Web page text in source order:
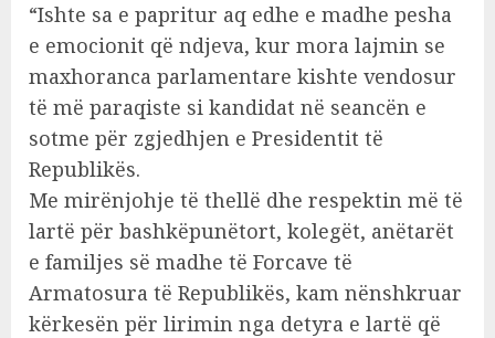
“Ishte sa e papritur aq edhe e madhe pesha
e emocionit që ndjeva, kur mora lajmin se
maxhoranca parlamentare kishte vendosur
të më paraqiste si kandidat në seancën e
sotme për zgjedhjen e Presidentit të
Republikës.
Me mirënjohje të thellë dhe respektin më të
lartë për bashkëpunëtort, kolegët, anëtarët
e familjes së madhe të Forcave të
Armatosura të Republikës, kam nënshkruar
kërkesën për lirimin nga detyra e lartë që